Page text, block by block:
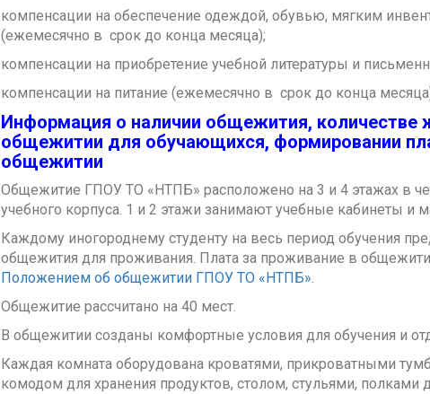
компенсации на обеспечение одеждой, обувью, мягким
(ежемесячно в срок до конца месяца);
компенсации на приобретение учебной литературы и
компенсации на питание (ежемесячно в срок до конца
Информация о наличии общежития,
общежитии для обучающихся, формировании
общежитии
Общежитие ГПОУ ТО «НТПБ» расположено на 3 и 4 этажах в
учебного корпуса. 1 и 2 этажи занимают учебные кабинеты и
Каждому иногороднему студенту на весь период обучения
общежития для проживания. Плата за проживание в
Положением об общежитии ГПОУ ТО «НТПБ».
Общежитие рассчитано на 40 мест.
В общежитии созданы комфортные условия для обучения и
Каждая комната оборудована кроватями, прикроватными
комодом для хранения продуктов, столом, стульями, полками